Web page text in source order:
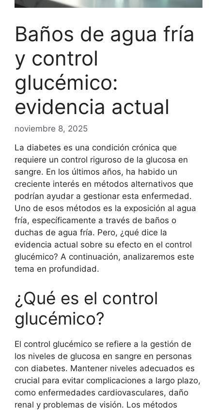
Baños de agua fría
y control
glucémico:
evidencia actual
noviembre 8, 2025
La diabetes es una condición crónica que
requiere un control riguroso de la glucosa en
sangre. En los últimos años, ha habido un
creciente interés en métodos alternativos que
podrían ayudar a gestionar esta enfermedad.
Uno de esos métodos es la exposición al agua
fría, específicamente a través de baños o
duchas de agua fría. Pero, ¿qué dice la
evidencia actual sobre su efecto en el control
glucémico? A continuación, analizaremos este
tema en profundidad.
¿Qué es el control
glucémico?
El control glucémico se refiere a la gestión de
los niveles de glucosa en sangre en personas
con diabetes. Mantener niveles adecuados es
crucial para evitar complicaciones a largo plazo,
como enfermedades cardiovasculares, daño
renal y problemas de visión. Los métodos